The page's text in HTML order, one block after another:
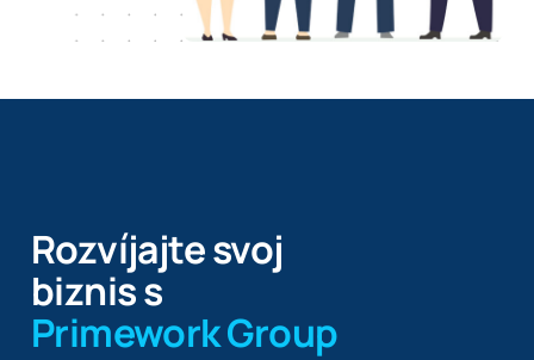
Rozvíjajte svoj
biznis s
Primework Group